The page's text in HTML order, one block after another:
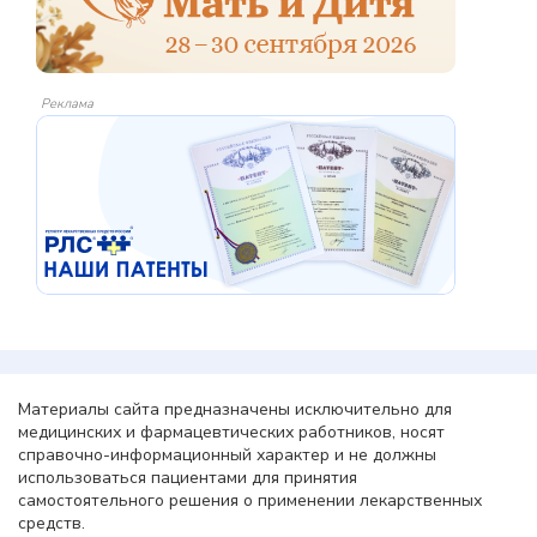
Реклама
Материалы сайта предназначены исключительно для
медицинских и фармацевтических работников, носят
справочно-информационный характер и не должны
использоваться пациентами для принятия
самостоятельного решения о применении лекарственных
средств.